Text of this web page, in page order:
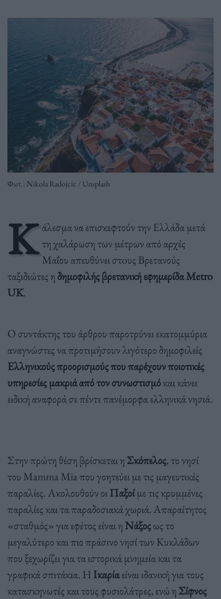
Φωτ.: Nikola Radojcic / Unsplash
Κ άλεσμα να επισκεφτούν την Ελλάδα μετά
τη χαλάρωση των μέτρων από αρχές
Μαΐου απευθύνει στoυς Βρετανούς
ταξιδιώτες η δημοφιλής βρετανική εφημερίδα Metro
UK.
Ο συντάκτης του άρθρου παροτρύνει εκατομμύρια
αναγνώστες να προτιμήσουν λιγότερο δημοφιλείς
Ελληνικούς προορισμούς που παρέχουν ποιοτικές
υπηρεσίες μακριά από τον συνωστισμόκαι κάνει
ειδική αναφορά σε πέντε πανέμορφα ελληνικά νησιά.
Στην πρώτη θέση βρίσκεται η Σκόπελος, το νησί
του Mamma Mia που γοητεύει με τις μαγευτικές
παραλίες. Ακολουθούν οιΠαξοίμε τις κρυμμένες
παραλίες και τα παραδοσιακά χωριά. Απαραίτητος
«σταθμός» για εφέτος είναι ηΝάξοςως το
μεγαλύτερο και πιο πράσινο νησί των Κυκλάδων
που ξεχωρίζει για τα ιστορικά μνημεία και τα
γραφικά σπιτάκια. ΗΙκαρίαείναι ιδανική για τους
κατασκηνωτές και τους φυσιολάτρες, ενώ η Σίφνος